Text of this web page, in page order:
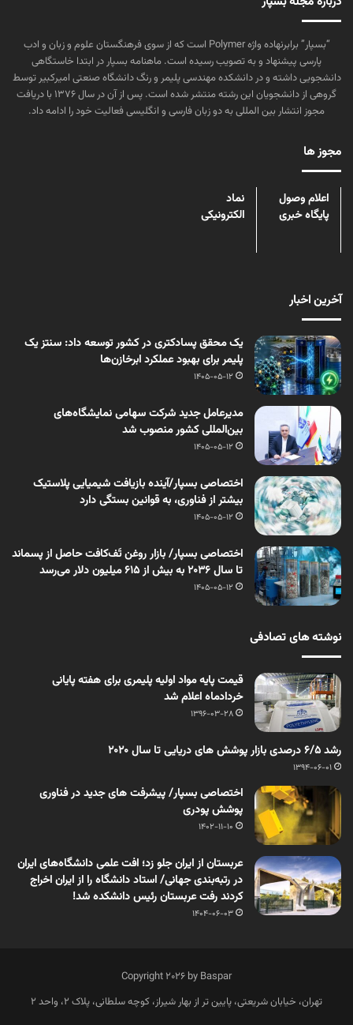
“بسپار” برابرنهاده واژه Polymer است که از سوی فرهنگستان علوم و زبان و ادب
پارسی پیشنهاد و به تصویب رسیده است. ماهنامه بسپار در ابتدا خاستگاهی
دانشجویی داشته و در دانشکده مهندسی پلیمر و رنگ دانشگاه صنعتی امیرکبیر توسط
گروهی از دانشجویان این رشته منتشر شده است. پس از آن در سال ۱۳۷۶ با دریافت
مجوز انتشار بین المللی به دو زبان فارسی و انگلیسی فعالیت خود را ادامه داد.
مجوز ها
اعلام وصول
پایگاه خبری
نماد
الکترونیکی
آخرین اخبار
یک محقق پسادکتری در کشور توسعه داد: سنتز یک
پلیمر برای بهبود عملکرد ابرخازن‌ها
1405-05-12
مدیرعامل جدید شرکت سهامی نمایشگاه‌های
بین‌المللی کشور منصوب شد
1405-05-12
اختصاصی بسپار/آینده بازیافت شیمیایی پلاستیک
بیشتر از فناوری، به قوانین بستگی دارد
1405-05-12
اختصاصی بسپار/ بازار روغن تَف‌کافت حاصل از پسماند
تا سال ۲۰۳۶ به بیش از ۶۱۵ میلیون دلار می‌رسد
1405-05-12
نوشته های تصادفی
قیمت پایه مواد اولیه پلیمری برای هفته پایانی
خردادماه اعلام شد
1396-03-28
رشد 6/5 درصدی بازار پوشش های دریایی تا سال 2020
1394-06-01
اختصاصی بسپار/ پیشرفت های جدید در فناوری
پوشش پودری
1402-11-10
عربستان از ایران جلو زد؛ افت علمی دانشگاه‌های ایران
در رتبه‌بندی جهانی/ استاد دانشگاه را از ایران اخراج
کردند رفت عربستان رئیس دانشکده شد!
1404-06-03
Copyright 2026 by Baspar
تهران، خیابان شریعتی، پایین تر از بهار شیراز، کوچه سلطانی، پلاک 2، واحد 2